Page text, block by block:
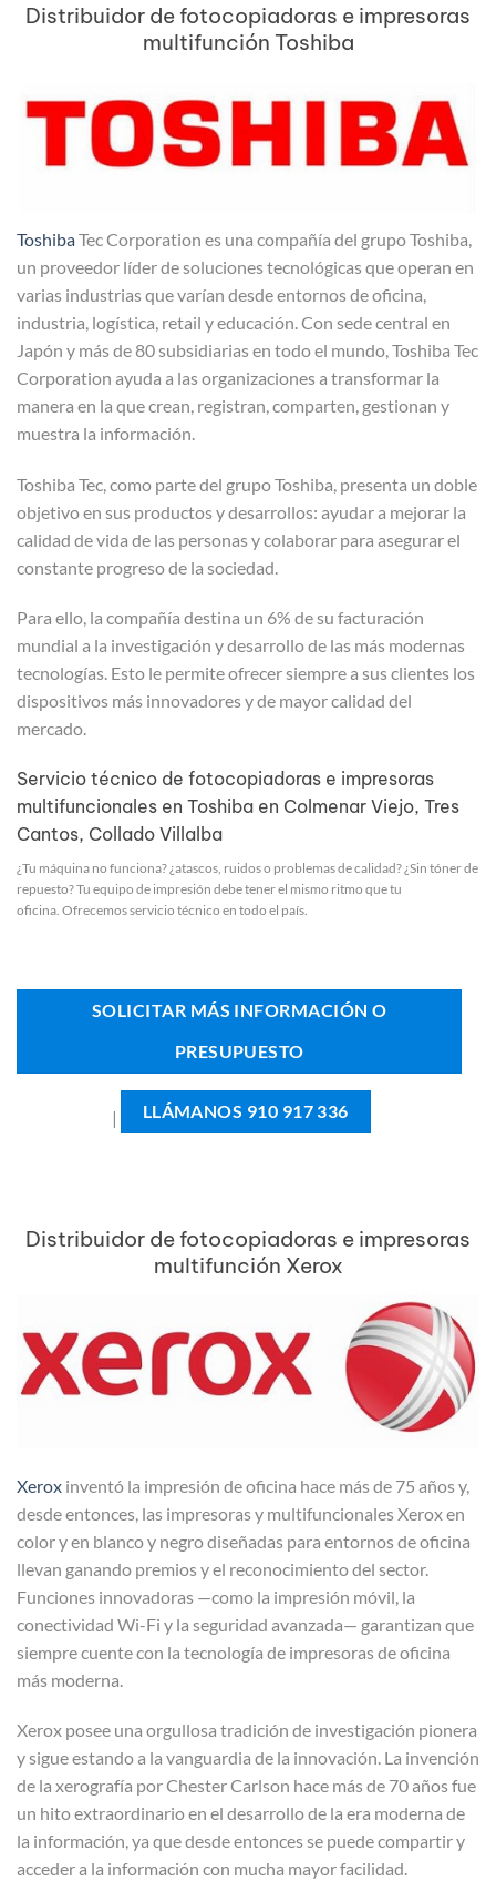
Distribuidor de fotocopiadoras e impresoras
multifunción Toshiba
ToshibaTec Corporation es una compañía del grupo Toshiba,
un proveedor líder de soluciones tecnológicas que operan en
varias industrias que varían desde entornos de oficina,
industria, logística, retail y educación. Con sede central en
Japón y más de 80 subsidiarias en todo el mundo, Toshiba Tec
Corporation ayuda a las organizaciones a transformar la
manera en la que crean, registran, comparten, gestionan y
muestra la información.
Toshiba Tec, como parte del grupo Toshiba, presenta un doble
objetivo en sus productos y desarrollos: ayudar a mejorar la
calidad de vida de las personas y colaborar para asegurar el
constante progreso de la sociedad.
Para ello, la compañía destina un 6% de su facturación
mundial a la investigación y desarrollo de las más modernas
tecnologías. Esto le permite ofrecer siempre a sus clientes los
dispositivos más innovadores y de mayor calidad del
mercado.
Servicio técnico de fotocopiadoras e impresoras
multifuncionales en Toshiba en Colmenar Viejo, Tres
Cantos, Collado Villalba
¿Tu máquina no funciona? ¿atascos, ruidos o problemas de calidad? ¿Sin tóner de
repuesto? Tu equipo de impresión debe tener el mismo ritmo que tu
oficina. Ofrecemos servicio técnico en todo el país.
SOLICITAR MÁS INFORMACIÓN O
PRESUPUESTO
| LLÁMANOS 910 917 336
Distribuidor de fotocopiadoras e impresoras
multifunción Xerox
Xerox inventó la impresión de oficina hace más de 75 años y,
desde entonces, las impresoras y multifuncionales Xerox en
color y en blanco y negro diseñadas para entornos de oficina
llevan ganando premios y el reconocimiento del sector.
Funciones innovadoras —como la impresión móvil, la
conectividad Wi-Fi y la seguridad avanzada— garantizan que
siempre cuente con la tecnología de impresoras de oficina
más moderna.
Xerox posee una orgullosa tradición de investigación pionera
y sigue estando a la vanguardia de la innovación. La invención
de la xerografía por Chester Carlson hace más de 70 años fue
un hito extraordinario en el desarrollo de la era moderna de
la información, ya que desde entonces se puede compartir y
acceder a la información con mucha mayor facilidad.